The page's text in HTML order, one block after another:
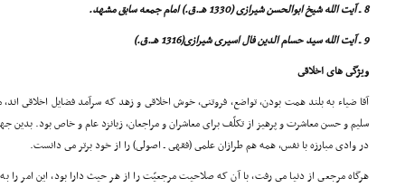
8 ـ آیت الله شیخ ابوالحسن شیرازى (1330 هـ.ق.) امام جمعه سابق مشهد.
9 ـ آیت الله سید حسام الدین فال اسیرى شیرازى(1316 هـ.ق.)
ویژگى هاى اخلاقى
آقا ضیاء به بلند همت بودن، تواضع، فروتنى، خوش اخلاقى و زهد که سرآمد فضایل اخلاقى
سلیم و حسن معاشرت و پرهیز از تکلّف براى معاشران و مراجعان، زبانزد عام و خاص بود.
در وادى مبارزه با نفس، همه هم طرازان علمى (فقهى ـ اصولى) را از خود برتر مى دانست.
هرگاه مرجعى از دنیا مى رفت، با آن که صلاحیت مرجعیّت را از هر حیث دارا بود، این امر را